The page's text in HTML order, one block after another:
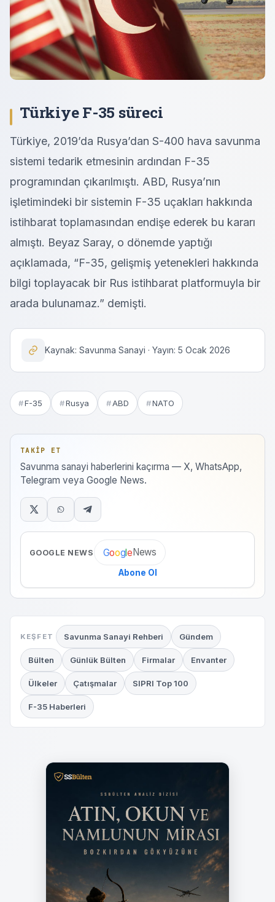
Türkiye F-35 süreci
Türkiye, 2019’da Rusya’dan S-400 hava savunma
sistemi tedarik etmesinin ardından F-35
programından çıkarılmıştı. ABD, Rusya’nın
işletimindeki bir sistemin F-35 uçakları hakkında
istihbarat toplamasından endişe ederek bu kararı
almıştı. Beyaz Saray, o dönemde yaptığı
açıklamada, “F-35, gelişmiş yetenekleri hakkında
bilgi toplayacak bir Rus istihbarat platformuyla bir
arada bulunamaz.” demişti.
Kaynak: Savunma Sanayi · Yayın: 5 Ocak 2026
F-35 Rusya ABD NATO
TAKIP ET
Savunma sanayi haberlerini kaçırma — X, WhatsApp,
Telegram veya Google News.
GOOGLE NEWS Google News
Abone Ol
KEŞFET Savunma Sanayi Rehberi Gündem
Bülten Günlük Bülten Firmalar Envanter
Ülkeler Çatışmalar SIPRI Top 100
F-35 Haberleri